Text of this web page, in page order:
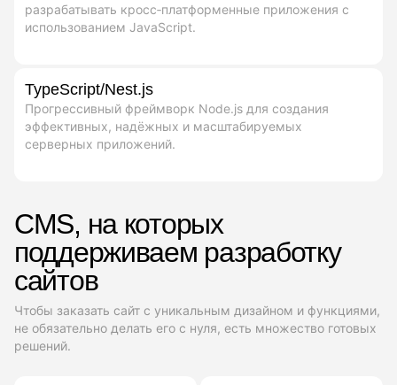
разрабатывать кросс‑платформенные приложения с
использованием JavaScript.
TypeScript/Nest.js
Прогрессивный фреймворк Node.js для создания
эффективных, надёжных и масштабируемых
серверных приложений.
CMS, на которых
поддерживаем разработку
сайтов
Чтобы заказать сайт с уникальным дизайном и функциями,
не обязательно делать его с нуля, есть множество готовых
решений.